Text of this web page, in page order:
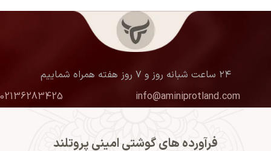
۲۴ ساعت شبانه روز و ۷ روز هفته همراه شماییم
info@aminiprotland.com
02136283425
فرآورده های گوشتی امینی پروتلند